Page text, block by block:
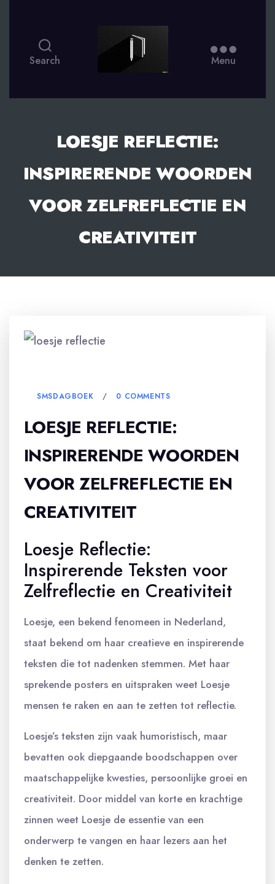
Search Menu
LOESJE REFLECTIE:
INSPIRERENDE WOORDEN
VOOR ZELFREFLECTIE EN
CREATIVITEIT
SMSDAGBOEK 0 COMMENTS
LOESJE REFLECTIE:
INSPIRERENDE WOORDEN
VOOR ZELFREFLECTIE EN
CREATIVITEIT
Loesje Reflectie:
Inspirerende Teksten voor
Zelfreflectie en Creativiteit
Loesje, een bekend fenomeen in Nederland,
staat bekend om haar creatieve en inspirerende
teksten die tot nadenken stemmen. Met haar
sprekende posters en uitspraken weet Loesje
mensen te raken en aan te zetten tot reflectie.
Loesje’s teksten zijn vaak humoristisch, maar
bevatten ook diepgaande boodschappen over
maatschappelijke kwesties, persoonlijke groei en
creativiteit. Door middel van korte en krachtige
zinnen weet Loesje de essentie van een
onderwerp te vangen en haar lezers aan het
denken te zetten.